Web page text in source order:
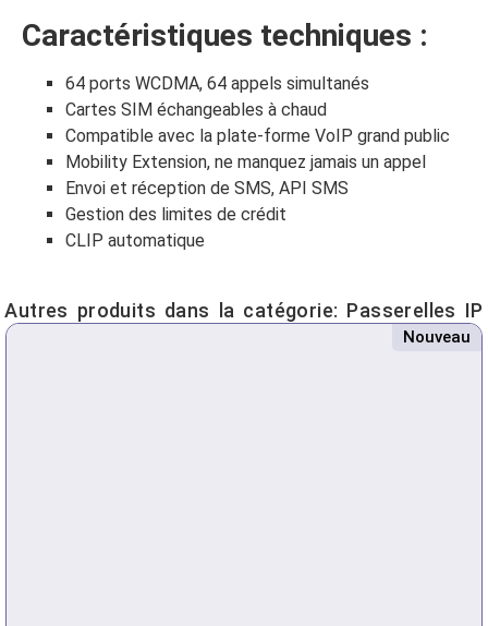
Caractéristiques techniques :
64 ports WCDMA, 64 appels simultanés
Cartes SIM échangeables à chaud
Compatible avec la plate-forme VoIP grand public
Mobility Extension, ne manquez jamais un appel
Envoi et réception de SMS, API SMS
Gestion des limites de crédit
CLIP automatique
Autres produits dans la catégorie: Passerelles IP
Nouveau